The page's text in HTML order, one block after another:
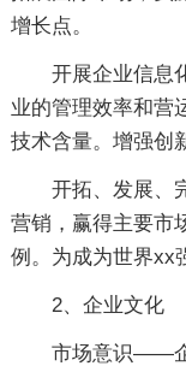
增长点。
开展企业信息
业的管理效率和营
技术含量。增强创
开拓、发展、
营销，赢得主要市
例。为成为世界xx
2、企业文化
市场意识——